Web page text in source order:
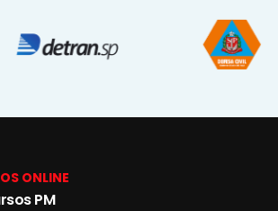
ONLINE
PM